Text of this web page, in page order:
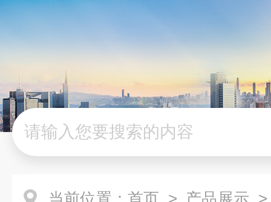
当前位置： 首页 > 产品展示